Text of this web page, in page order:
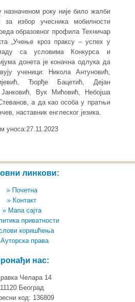
року није било жалби
за избор учесника мобилности
образовног профила Техничар
„Учење кроз праксу – успех у
са условима Конкурса и
донета је коначна одлука да
ученици: Никола Антуновић,
Ђорђе Бацетић, Дејан
Вук Мићовић, Небојша
а да као особа у пратњи
наставник енглеског језика.
уноса:27.11.2023
линкови:
» Почетна
» Контакт
» Мапа сајта
приватности
коришћења
права
нас:
Челара 14
11120 Београд
код: 136809